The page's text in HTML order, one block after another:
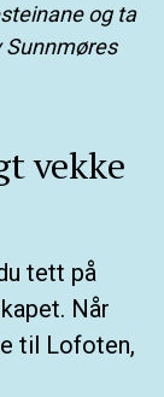
og ta
Sunnmøres
vekke
tett på
Når
til Lofoten,